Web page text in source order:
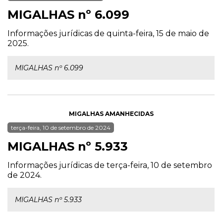
MIGALHAS nº 6.099
Informações jurídicas de quinta-feira, 15 de maio de
2025.
MIGALHAS nº 6.099
MIGALHAS AMANHECIDAS
terça-feira, 10 de setembro de 2024
MIGALHAS nº 5.933
Informações jurídicas de terça-feira, 10 de setembro
de 2024.
MIGALHAS nº 5.933